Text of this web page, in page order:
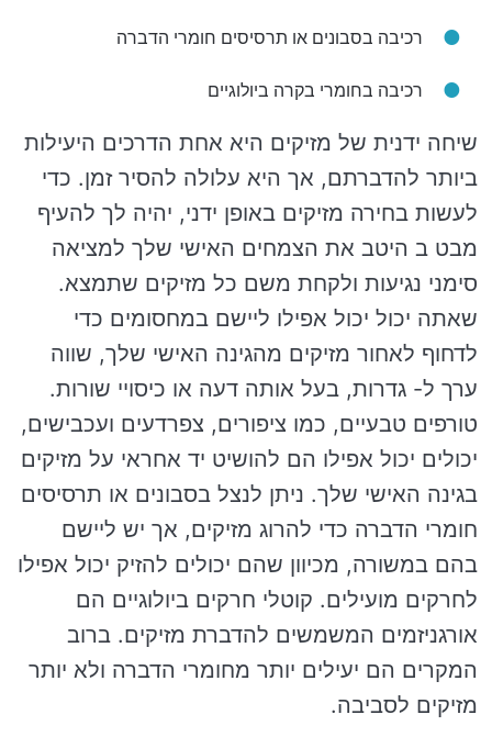
רכיבה בסבונים או תרסיסים חומרי הדברה
רכיבה בחומרי בקרה ביולוגיים
שיחה ידנית של מזיקים היא אחת הדרכים היעילות
ביותר להדברתם, אך היא עלולה להסיר זמן. כדי
לעשות בחירה מזיקים באופן ידני, יהיה לך להעיף
מבט ב היטב את הצמחים האישי שלך למציאה
סימני נגיעות ולקחת משם כל מזיקים שתמצא.
שאתה יכול יכול אפילו ליישם במחסומים כדי
לדחוף לאחור מזיקים מהגינה האישי שלך, שווה
ערך ל- גדרות, בעל אותה דעה או כיסויי שורות.
טורפים טבעיים, כמו ציפורים, צפרדעים ועכבישים,
יכולים יכול אפילו הם להושיט יד אחראי על מזיקים
בגינה האישי שלך. ניתן לנצל בסבונים או תרסיסים
חומרי הדברה כדי להרוג מזיקים, אך יש ליישם
בהם במשורה, מכיוון שהם יכולים להזיק יכול אפילו
לחרקים מועילים. קוטלי חרקים ביולוגיים הם
אורגניזמים המשמשים להדברת מזיקים. ברוב
המקרים הם יעילים יותר מחומרי הדברה ולא יותר
מזיקים לסביבה.